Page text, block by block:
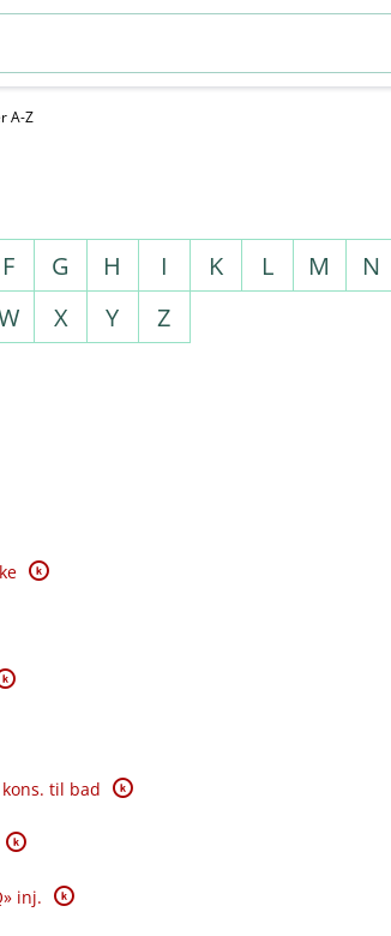
A-Z
F G H I K L M N
X Y Z
K
kons. til bad K
K
inj. K